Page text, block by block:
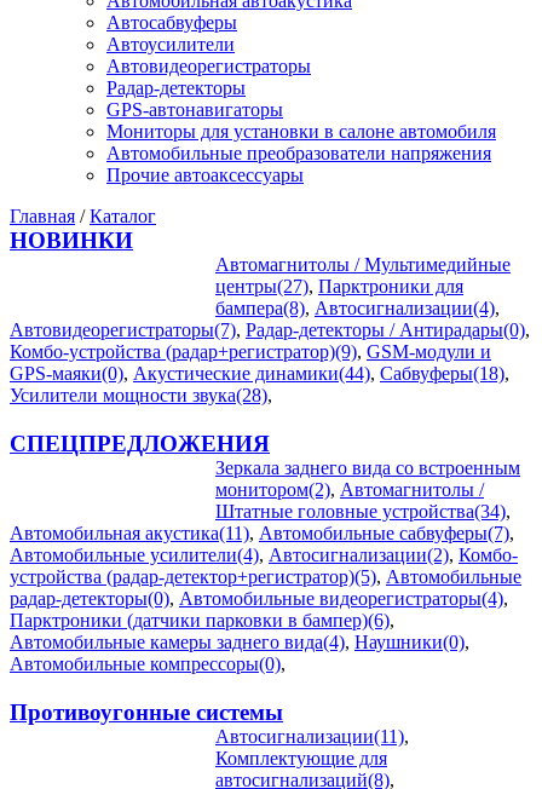
Автосабвуферы
Автоусилители
Автовидеорегистраторы
Радар-детекторы
GPS-автонавигаторы
Мониторы для установки в салоне автомобиля
Автомобильные преобразователи напряжения
Прочие автоаксессуары
Главная /Каталог
НОВИНКИ
Автомагнитолы / Мультимедийные
центры(27), Парктроники для
бампера(8), Автосигнализации(4),
Автовидеорегистраторы(7), Радар-детекторы / Антирадары(0),
Комбо-устройства (радар+регистратор)(9), GSM-модули и
GPS-маяки(0), Акустические динамики(44), Сабвуферы(18),
Усилители мощности звука(28),
СПЕЦПРЕДЛОЖЕНИЯ
Зеркала заднего вида со встроенным
монитором(2), Автомагнитолы /
Штатные головные устройства(34),
Автомобильная акустика(11), Автомобильные сабвуферы(7),
Автомобильные усилители(4), Автосигнализации(2), Комбо-
устройства (радар-детектор+регистратор)(5), Автомобильные
радар-детекторы(0), Автомобильные видеорегистраторы(4),
Парктроники (датчики парковки в бампер)(6),
Автомобильные камеры заднего вида(4), Наушники(0),
Автомобильные компрессоры(0),
Противоугонные системы
Автосигнализации(11),
Комплектующие для
автосигнализаций(8),